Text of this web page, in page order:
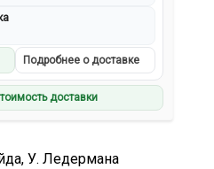
Подробнее о доставке
доставки
У. Ледермана